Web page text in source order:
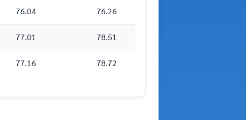
76.04 76.26
77.01 78.51
77.16 78.72